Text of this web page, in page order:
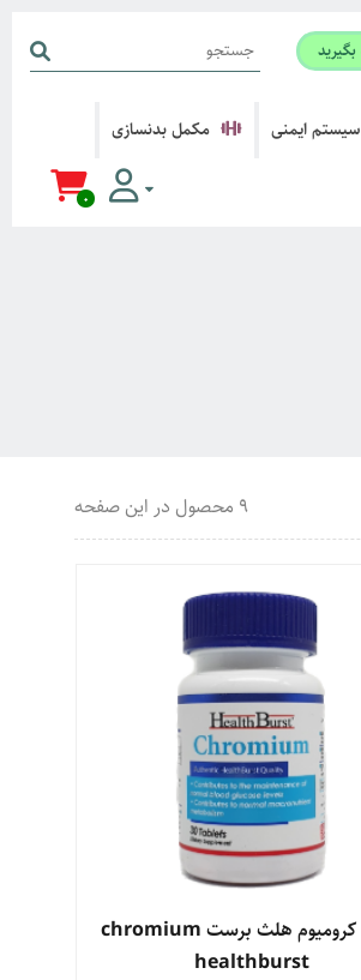
0
سیستم ایمنی مکمل بدنسازی
9 محصول در این صفحه
محصول
قرص کرومیوم هلث برست chromium
healthburst